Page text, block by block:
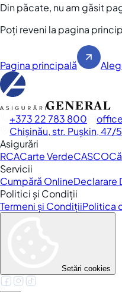
Din păcate, nu am găsit
Poți reveni la pagina
Pagina principală
+373 22 783 800 office
Chișinău, str. Pușkin, 47/5
Asigurări
RCACarte VerdeCASCO
Servicii
Cumpără OnlineDeclarare
Politici și Condiții
Termeni și CondițiiPolitica
Setări cookies